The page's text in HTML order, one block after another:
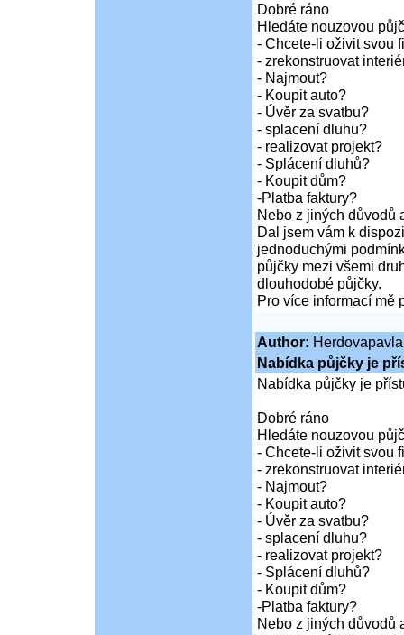
Dobré ráno
Hledáte nouzovou
- Chcete-li oživit svou
- zrekonstruovat
- Najmout?
- Koupit auto?
- Úvěr za svatbu?
- splacení dluhu?
- realizovat projekt?
- Splácení dluhů?
- Koupit dům?
-Platba faktury?
Nebo z jiných důvodů
Dal jsem vám k
jednoduchými
půjčky mezi všemi
dlouhodobé půjčky.
Pro více informací mě
Author: Herdovapavla
Nabídka půjčky je
Nabídka půjčky je
Dobré ráno
Hledáte nouzovou
- Chcete-li oživit svou
- zrekonstruovat
- Najmout?
- Koupit auto?
- Úvěr za svatbu?
- splacení dluhu?
- realizovat projekt?
- Splácení dluhů?
- Koupit dům?
-Platba faktury?
Nebo z jiných důvodů